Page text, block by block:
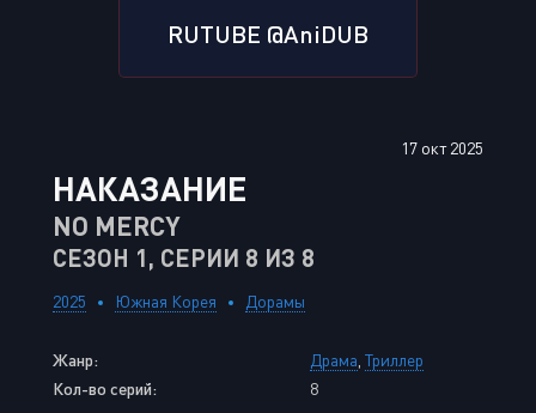
RUTUBE @AniDUB
17 окт 2025
НАКАЗАНИЕ
NO MERCY
СЕЗОН 1, СЕРИИ 8 ИЗ 8
2025 Южная Корея Дорамы
Жанр: Драма Триллер
Кол-во серий:
8